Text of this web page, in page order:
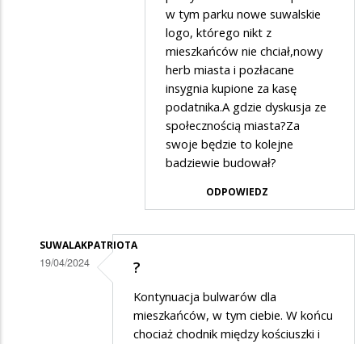
w tym parku nowe suwalskie
logo, którego nikt z
mieszkańców nie chciał,nowy
herb miasta i pozłacane
insygnia kupione za kasę
podatnika.A gdzie dyskusja ze
społecznością miasta?Za
swoje będzie to kolejne
badziewie budował?
ODPOWIEDZ
SUWALAKPATRIOTA
19/04/2024 ?
Kontynuacja bulwarów dla
mieszkańców, w tym ciebie. W końcu
chociaż chodnik między kościuszki i